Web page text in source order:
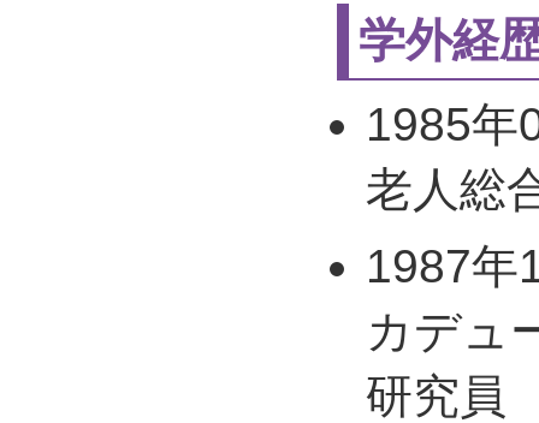
学外経
1985年
老人総
1987年
カデュ
研究員